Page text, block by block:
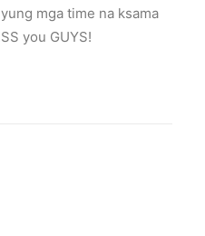
yung mga time na ksama
you GUYS!